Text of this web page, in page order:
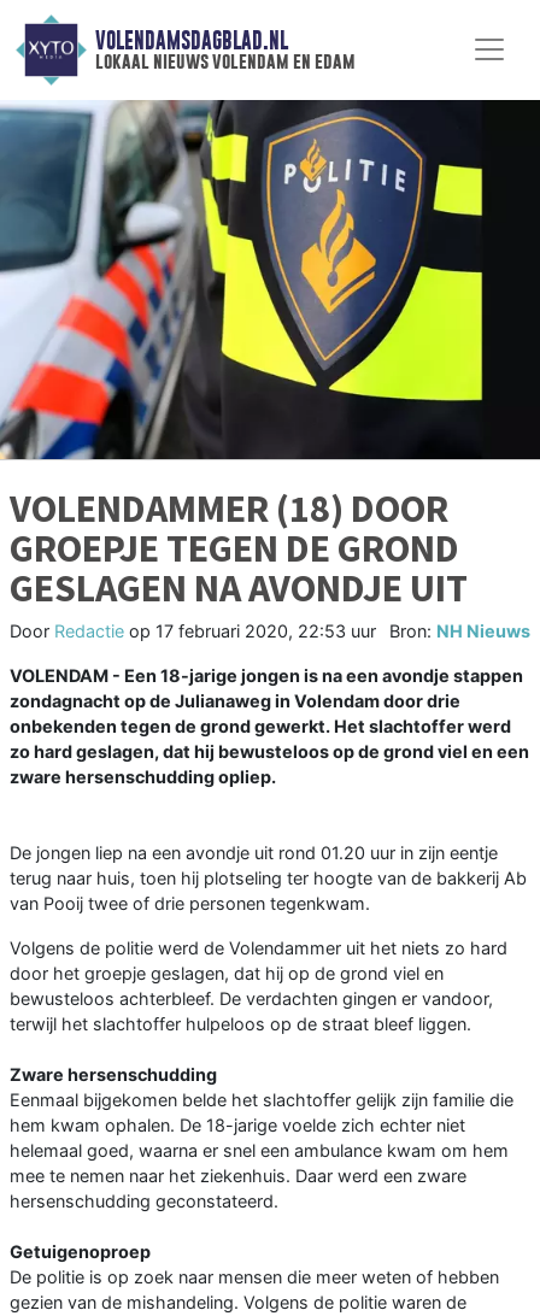
VOLENDAMSDAGBLAD.NL
lokaal nieuws volendam en edam
VOLENDAMMER (18) DOOR
GROEPJE TEGEN DE GROND
GESLAGEN NA AVONDJE UIT
Door Redactie op 17 februari 2020, 22:53 uur Bron: NH Nieuws
VOLENDAM - Een 18-jarige jongen is na een avondje stappen
zondagnacht op de Julianaweg in Volendam door drie
onbekenden tegen de grond gewerkt. Het slachtoffer werd
zo hard geslagen, dat hij bewusteloos op de grond viel en een
zware hersenschudding opliep.
De jongen liep na een avondje uit rond 01.20 uur in zijn eentje
terug naar huis, toen hij plotseling ter hoogte van de bakkerij Ab
van Pooij twee of drie personen tegenkwam.
Volgens de politie werd de Volendammer uit het niets zo hard
door het groepje geslagen, dat hij op de grond viel en
bewusteloos achterbleef. De verdachten gingen er vandoor,
terwijl het slachtoffer hulpeloos op de straat bleef liggen.
Zware hersenschudding
Eenmaal bijgekomen belde het slachtoffer gelijk zijn familie die
hem kwam ophalen. De 18-jarige voelde zich echter niet
helemaal goed, waarna er snel een ambulance kwam om hem
mee te nemen naar het ziekenhuis. Daar werd een zware
hersenschudding geconstateerd.
Getuigenoproep
De politie is op zoek naar mensen die meer weten of hebben
gezien van de mishandeling. Volgens de politie waren de